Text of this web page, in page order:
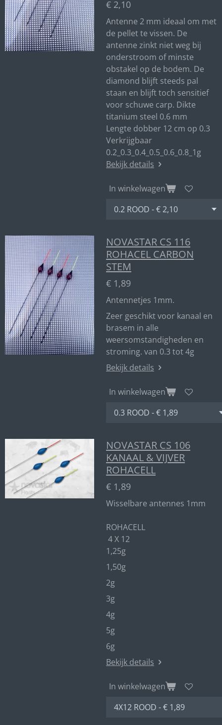
€ 2,10
Antenne 2 mm ideaal om met
de pellet te vissen. De
antenne zinkt niet weg bij
onderstroom of minste
obstakel op de bodem. De
diamond blijft steeds pal
staan en blijft toch sensitief
voor schuwe carp. Dikte
titanium steel 0.6 mm
Lengte dobber 12 cm op 0.3
Verkrijgbaar
0.2_0.3_0.4_0.5_0.6_0.8_1g
Bekijk details
In winkelwagen
NOVASTAR CS 116
ROHACEL CARBON
STEM
€ 1,89
Antennetjes 1mm.
Zeer geschikt voor kanaal en
brasem in alle
weersomstandigheden en
stroming. van 0.3 tot 4g
Bekijk details
In winkelwagen
NOVASTAR CS 106
KANAAL & VIJVER
ROHACELL
€ 1,89
Wisselbare antennes 1mm
ROHACELL
4 X 12
1,25g
1,50g
2g
3g
4g
5g
6g
Bekijk details
In winkelwagen